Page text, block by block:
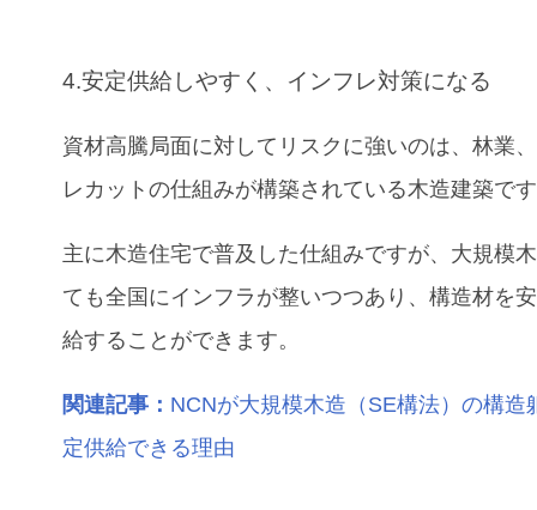
4.安定供給しやすく、インフレ対策になる
資材高騰局面に対してリスクに強いのは、林業
レカットの仕組みが構築されている木造建築で
主に木造住宅で普及した仕組みですが、大規模
ても全国にインフラが整いつつあり、構造材を
給することができます。
関連記事： NCNが大規模木造（SE構法）の構造
定供給できる理由